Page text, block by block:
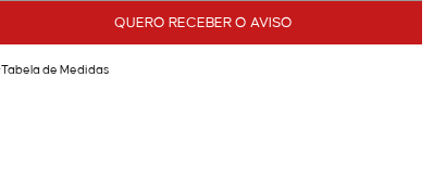
QUERO RECEBER O AVISO
Tabela de Medidas